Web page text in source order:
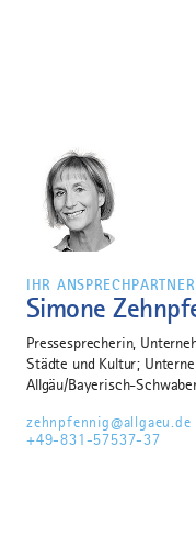
IHR ANSPRECHPARTNER
Simone
Pressesprecherin,
Städte und Kultur;
Allgäu/Bayerisch-
zehnpfennig@allgaeu.de
+49-831-57537-37